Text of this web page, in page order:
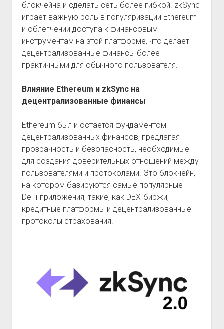
блокчейна и сделать сеть более гибкой. zkSync
играет важную роль в популяризации Ethereum
и облегчении доступа к финансовым
инструментам на этой платформе, что делает
децентрализованные финансы более
практичными для обычного пользователя.
Влияние Ethereum и zkSync на
децентрализованные финансы
Ethereum был и остается фундаментом
децентрализованных финансов, предлагая
прозрачность и безопасность, необходимые
для создания доверительных отношений между
пользователями и протоколами. Это блокчейн,
на котором базируются самые популярные
DeFi-приложения, такие, как DEX-биржи,
кредитные платформы и децентрализованные
протоколы страхования.